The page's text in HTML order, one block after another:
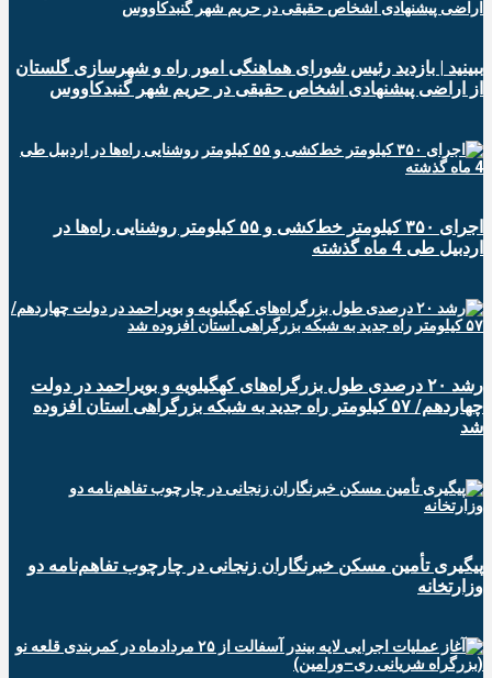
ببینید | بازدید رئیس شورای هماهنگی امور راه و شهرسازی گلستان
از اراضی پیشنهادی اشخاص حقیقی در حریم شهر گنبدکاووس
اجرای ۳۵۰ کیلومتر خط‌کشی و ۵۵ کیلومتر روشنایی راه‌ها در
اردبیل طی 4 ماه گذشته
رشد ۲۰ درصدی طول بزرگراه‌های کهگیلویه و بویراحمد در دولت
چهاردهم/ ۵۷ کیلومتر راه جدید به شبکه بزرگراهی استان افزوده
شد
پیگیری تأمین مسکن خبرنگاران زنجانی در چارچوب تفاهم‌نامه دو
وزارتخانه